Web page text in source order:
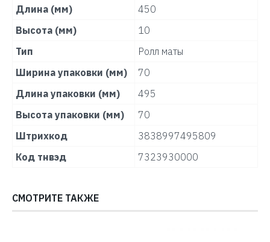
Длина (мм)
450
Высота (мм)
10
Тип
Ролл маты
Ширина упаковки (мм)
70
Длина упаковки (мм)
495
Высота упаковки (мм)
70
Штрихкод
3838997495809
Код тнвэд
7323930000
СМОТРИТЕ ТАКЖЕ